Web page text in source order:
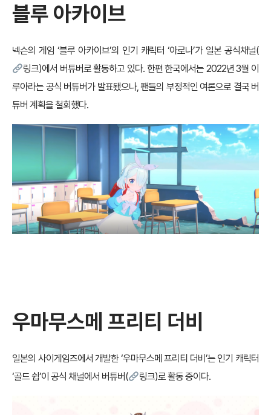
블루 아카이브
넥슨의 게임 ‘블루 아카이브’의 인기 캐릭터 ‘아로나’가 일본 공식채널(
링크)에서 버튜버로 활동하고 있다. 한편 한국에서는 2022년 3월 이
루아라는 공식 버튜버가 발표됐으나, 팬들의 부정적인 여론으로 결국 버
튜버 계획을 철회했다.
우마무스메 프리티 더비
일본의 사이게임즈에서 개발한 ‘우마무스메 프리티 더비’는 인기 캐릭터
‘골드 쉽’이 공식 채널에서 버튜버(
링크)로 활동 중이다.